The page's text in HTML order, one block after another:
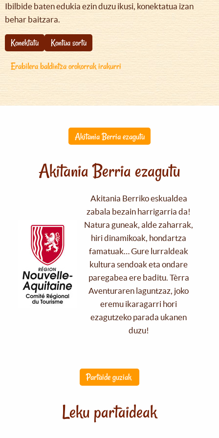
Ibilbide baten edukia ezin duzu ikusi, konektatua izan
behar baitzara.
Konektatu
Kontua sortu
Erabilera baldintza orokorrak irakurri
Akitania Berria ezagutu
Akitania Berria ezagutu
Akitania Berriko eskualdea
zabala bezain harrigarria da!
Natura guneak, alde zaharrak,
hiri dinamikoak, hondartza
famatuak… Gure lurraldeak
kultura sendoak eta ondare
paregabea ere baditu. Tèrra
Aventuraren laguntzaz, joko
eremu ikaragarri hori
ezagutzeko parada ukanen
duzu!
Partaide guziak
Leku partaideak